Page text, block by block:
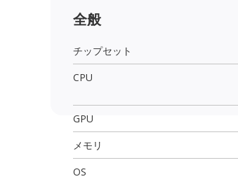
全般
チップセット
CPU
GPU
メモリ
OS